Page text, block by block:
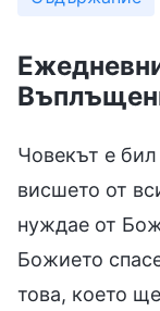
Човекът е
висшето от
нуждае от
Божието
това, което